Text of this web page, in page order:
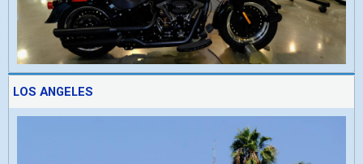
LOS ANGELES